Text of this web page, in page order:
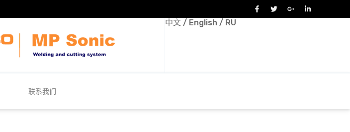
中文 / English / RU
联系我们